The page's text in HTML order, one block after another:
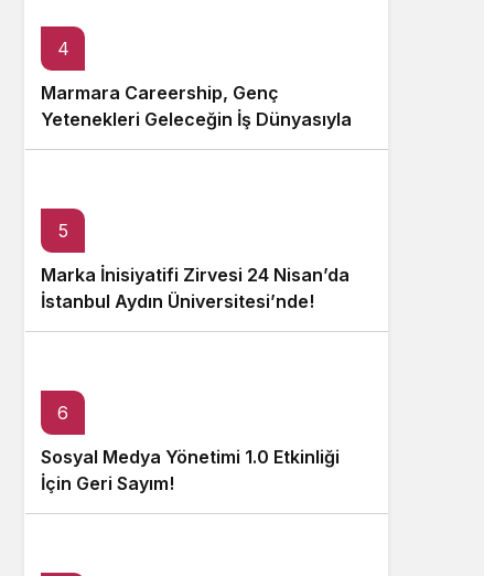
4
Marmara Careership, Genç
Yetenekleri Geleceğin İş Dünyasıyla
Buluşturuyor!
5
Marka İnisiyatifi Zirvesi 24 Nisan’da
İstanbul Aydın Üniversitesi’nde!
6
Sosyal Medya Yönetimi 1.0 Etkinliği
İçin Geri Sayım!